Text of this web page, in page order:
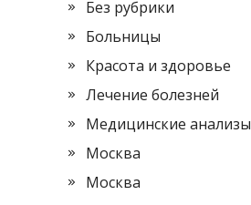
Без рубрики
Больницы
Красота и здоровье
Лечение болезней
Медицинские анализы
Москва
Москва